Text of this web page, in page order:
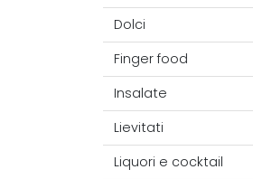
Dolci
Finger food
Insalate
Lievitati
Liquori e cocktail